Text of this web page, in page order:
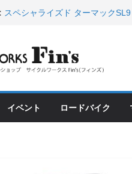
スペシャライズド ターマック
峰ヘルメットが３０〜４０％OFF
店頭のセールバイク在庫 ロード
など（２０２６・７・１７ 現在）
入荷してきました人気商品ピッ
店頭のセールバイク在庫 ロー
など（２０２６・７・１０ 現在）
イベント ロードバイク